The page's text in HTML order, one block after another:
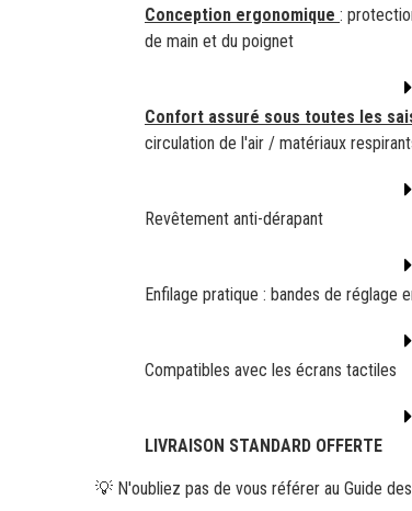
Conception ergonomique :
de main et du poignet
Confort assuré sous toutes les
circulation de l'air / matériaux
Revêtement anti-dérapant
Enfilage pratique : bandes de réglage
Compatibles avec les écrans tactiles
LIVRAISON STANDARD OFFERTE
💡 N'oubliez pas de vous référer au Guide